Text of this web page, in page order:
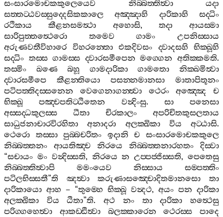
සංසාරමොචකකුලෙයෙව
නිබ‍්බත‍්තිත්‍වා
යදා
සත‍්තට‍්ඨවස‍්සුද‍්දෙසිකකාලෙ
අඤ‍්ඤාහි දාරිකාහි
සද‍්ධිං
රථිකාය
කීළනසමත්‍ථා අහොසි, තදා
ආයස‍්මා
සාරිපුත‍්තත්‍ථෙරො
තමෙව ගාමං
උපනිස‍්සාය
අරුණවතීවිහාරෙ
විහරන‍්තො එකදිවසං ද‍්වාදසහි
භික‍්ඛූහි
සද‍්ධිං තස‍්ස ගාමස‍්ස ද‍්වාරසමීපෙන මග‍්ගෙන අතික‍්කමති.
තස‍්මිං
ඛණෙ බහූ ගාමදාරිකා ගාමතො
නික‍්ඛමිත්‍වා
ද‍්වාරසමීපෙ
කීළන‍්තියො පසන‍්නමානසා
මාතාපිතූනං
පටිපත‍්තිදස‍්සනෙන
වෙගෙනාගන‍්ත්‍වා ථෙරං අඤ‍්ඤෙ
ච
භික‍්ඛූ
පඤ‍්චපතිට‍්ඨිතෙන වන්‍දිංසු. සා
පනෙසා
අස‍්සද‍්ධකුලස‍්ස
ධීතා චිරකාලං
අපරිචිතකුසලතාය
සාධුජනාචාරවිරහිතා
අනාදරා අලක‍්ඛිකා විය අට‍්ඨාසි.
ථෙරො
තස‍්සා පුබ‍්බචරිතං ඉදානි ච
සංසාරමොචකකුලෙ
නිබ‍්බත‍්තනං
ආයතිඤ‍්ච නිරයෙ නිබ‍්බත‍්තනාරහතං
දිස‍්වා
“සචායං මං වන්‍දිස‍්සති, නිරයෙ න උප‍්පජ‍්ජිස‍්සති,පෙතෙසු
නිබ‍්බත‍්තිත්‍වාපි
මමංයෙව නිස‍්සාය
සම‍්පත‍්තිං
පටිලභිස‍්සතී”ති ඤත්‍වා කරුණාසඤ‍්චොදිතමානසො
තා
දාරිකායො ආහ – “තුම‍්හෙ භික‍්ඛූ වන්‍දථ, අයං පන දාරිකා
අලක‍්ඛිකා
විය ඨිතා”ති.අථ නං තා දාරිකා
හත්‍ථෙසු
පරිග‍්ගහෙත්‍වා
ආකඩ‍්ඪිත්‍වා බලක‍්කාරෙන ථෙරස‍්ස
පාදෙ